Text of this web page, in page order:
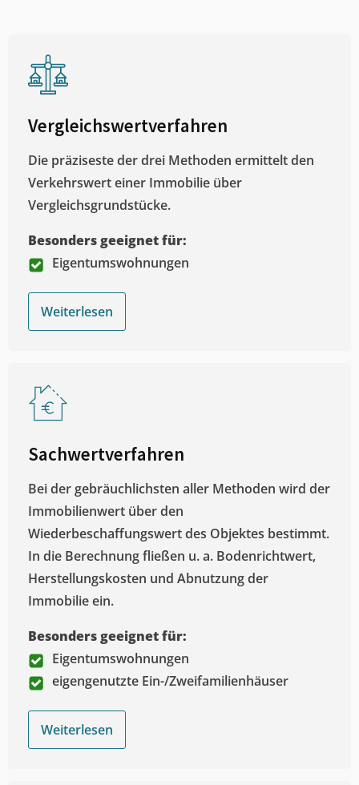
Vergleichswertverfahren
Die präziseste der drei Methoden ermittelt den
Verkehrswert einer Immobilie über
Vergleichsgrundstücke.
Besonders geeignet für:
Eigentumswohnungen
Weiterlesen
Sachwertverfahren
Bei der gebräuchlichsten aller Methoden wird der
Immobilienwert über den
Wiederbeschaffungswert des Objektes bestimmt.
In die Berechnung fließen u. a. Bodenrichtwert,
Herstellungskosten und Abnutzung der
Immobilie ein.
Besonders geeignet für:
Eigentumswohnungen
eigengenutzte Ein-/Zweifamilienhäuser
Weiterlesen